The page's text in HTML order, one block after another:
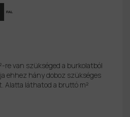
re van szükséged a burkolatból
ehhez hány doboz szükséges
Alatta láthatod a bruttó m²